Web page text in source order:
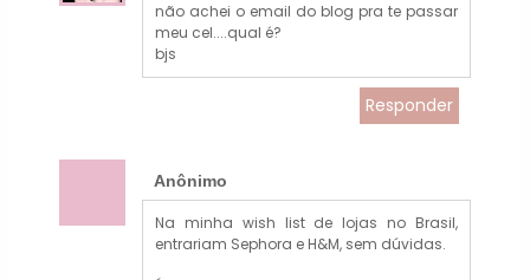
não achei o email do blog pra te passar
meu cel....qual é?
bjs
Responder
Anônimo
Na minha wish list de lojas no Brasil,
entrariam Sephora e H&M, sem dúvidas.